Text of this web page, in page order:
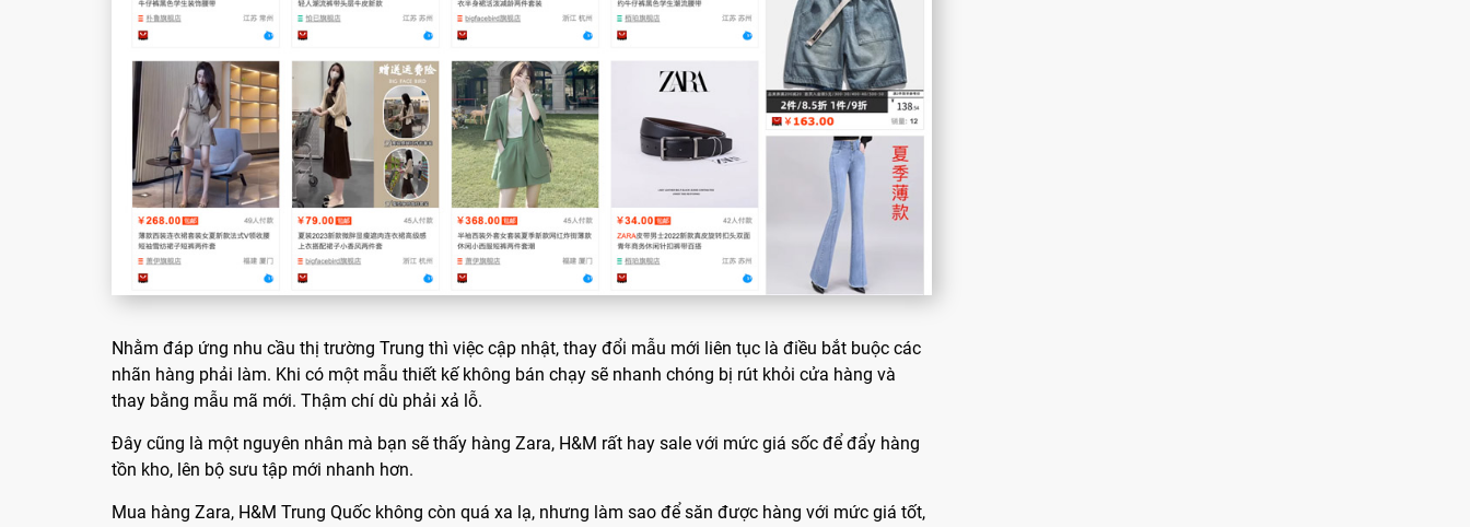
Nhằm đáp ứng nhu cầu thị trường Trung thì việc cập nhật, thay đổi mẫu mới liên tục là điều bắt buộc các
nhãn hàng phải làm. Khi có một mẫu thiết kế không bán chạy sẽ nhanh chóng bị rút khỏi cửa hàng và
thay bằng mẫu mã mới. Thậm chí dù phải xả lỗ.
Đây cũng là một nguyên nhân mà bạn sẽ thấy hàng Zara, H&M rất hay sale với mức giá sốc để đẩy hàng
tồn kho, lên bộ sưu tập mới nhanh hơn.
Mua hàng Zara, H&M Trung Quốc không còn quá xa lạ, nhưng làm sao để săn được hàng với mức giá tốt,